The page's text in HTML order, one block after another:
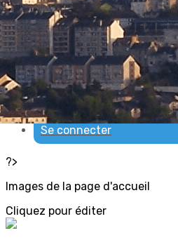
ACCUEIL ▴▾
Nous contacter▴▾
Qui sommes-nous▴▾
Espace membres▴▾
Se connecter
?>
Images de la page d'accueil
Cliquez pour éditer